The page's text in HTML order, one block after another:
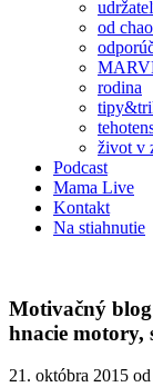
od
rodina
život v
Podcast
Mama Live
Kontakt
Na stiahnutie
Motivačný blog
hnacie motory,
21. októbra 2015 od